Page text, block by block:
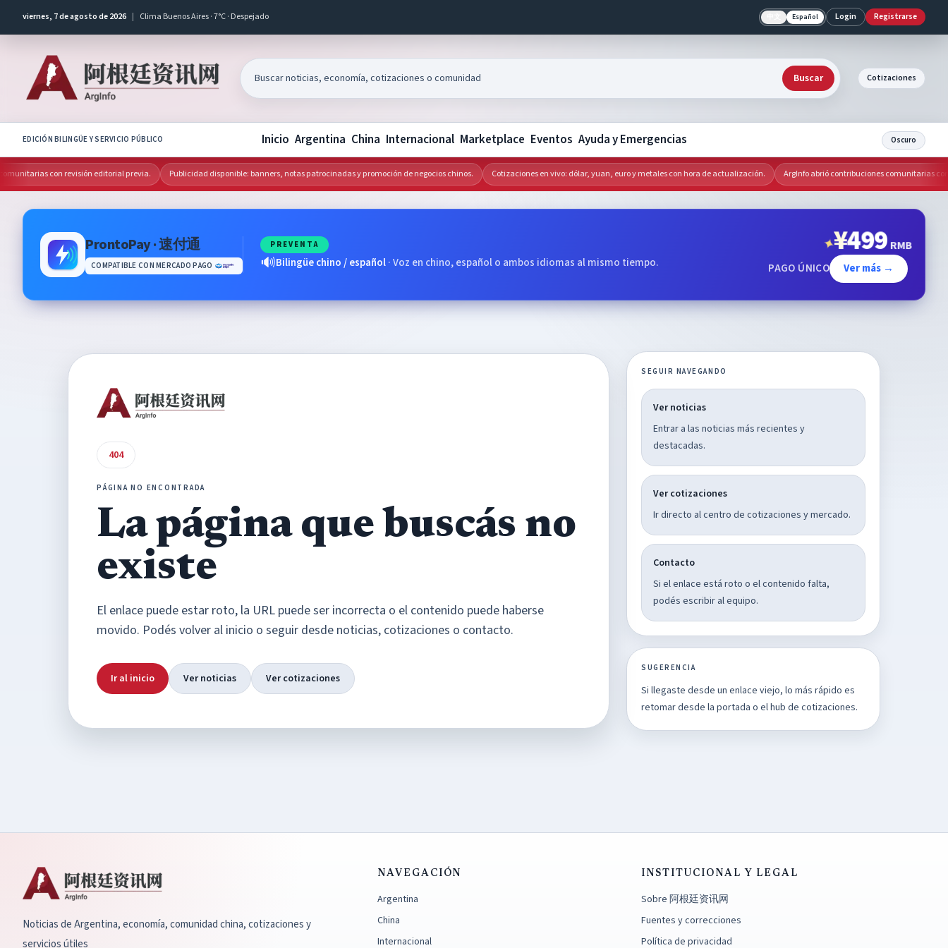
viernes, 7 de agosto de 2026 | Clima Buenos Aires · 7°C · Despejado Español Login Registrarse
Buscar Cotizaciones
EDICIÓN BILINGÜE Y SERVICIO PÚBLICO Inicio Argentina China Internacional Marketplace Eventos Ayuda y Emergencias Oscuro
con revisión editorial previa. Publicidad disponible: banners, notas patrocinadas y promoción de negocios chinos. Cotizaciones en vivo: dólar, yuan, euro y metales con hora de actualización. ArgInfo abrió contribuciones comunitarias con
ProntoPay · 速付通
COMPATIBLE CON MERCADO PAGO
PREVENTA
🔊Bilingüe chino / español·Voz en chino, español o ambos idiomas al mismo tiempo.
✦¥499 RMB
PAGO ÚNICO Ver más →
404
PÁGINA NO ENCONTRADA
La página que buscás no
existe
El enlace puede estar roto, la URL puede ser incorrecta o el contenido puede haberse
movido. Podés volver al inicio o seguir desde noticias, cotizaciones o contacto.
Ir al inicio Ver noticias Ver cotizaciones
SEGUIR NAVEGANDO
Ver noticias
Entrar a las noticias más recientes y
destacadas.
Ver cotizaciones
Ir directo al centro de cotizaciones y mercado.
Contacto
Si el enlace está roto o el contenido falta,
podés escribir al equipo.
SUGERENCIA
Si llegaste desde un enlace viejo, lo más rápido es
retomar desde la portada o el hub de cotizaciones.
Noticias de Argentina, economía, comunidad china, cotizaciones y
servicios útiles
NAVEGACIÓN
Argentina
China
Internacional
INSTITUCIONAL Y LEGAL
Sobre 阿根廷资讯网
Fuentes y correcciones
Política de privacidad